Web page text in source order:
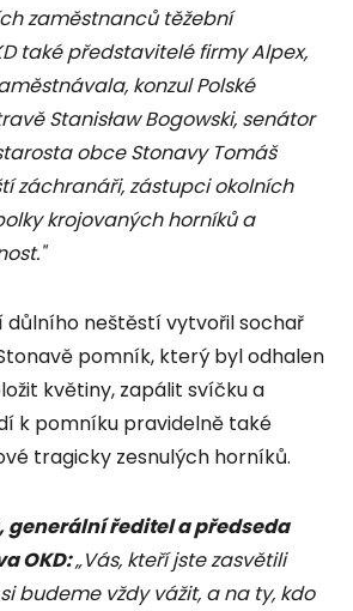
zaměstnanců těžební
také představitelé firmy Alpex,
konzul Polské
Stanisław Bogowski, senátor
obce Stonavy Tomáš
záchranáři, zástupci okolních
krojovaných horníků a
neštěstí vytvořil sochař
pomník, který byl odhalen
květiny, zapálit svíčku a
k pomníku pravidelně také
tragicky zesnulých horníků.
generální ředitel a předseda
OKD:„Vás, kteří jste zasvětili
budeme vždy vážit, a na ty, kdo